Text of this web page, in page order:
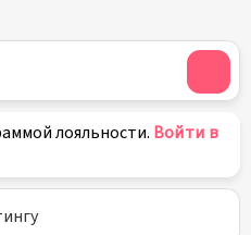
лояльности. Войти в